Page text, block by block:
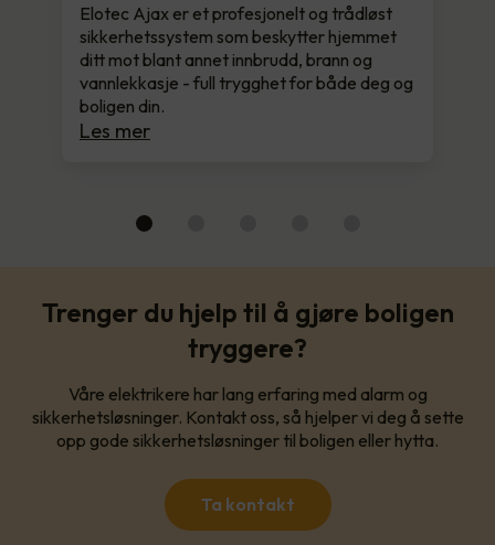
Elotec Ajax er et profesjonelt og trådløst
sikkerhetssystem som beskytter hjemmet
ditt mot blant annet innbrudd, brann og
vannlekkasje - full trygghet for både deg og
boligen din.
Les mer
Trenger du hjelp til å gjøre boligen
tryggere?
Våre elektrikere har lang erfaring med alarm og
sikkerhetsløsninger. Kontakt oss, så hjelper vi deg å sette
opp gode sikkerhetsløsninger til boligen eller hytta.
Ta kontakt